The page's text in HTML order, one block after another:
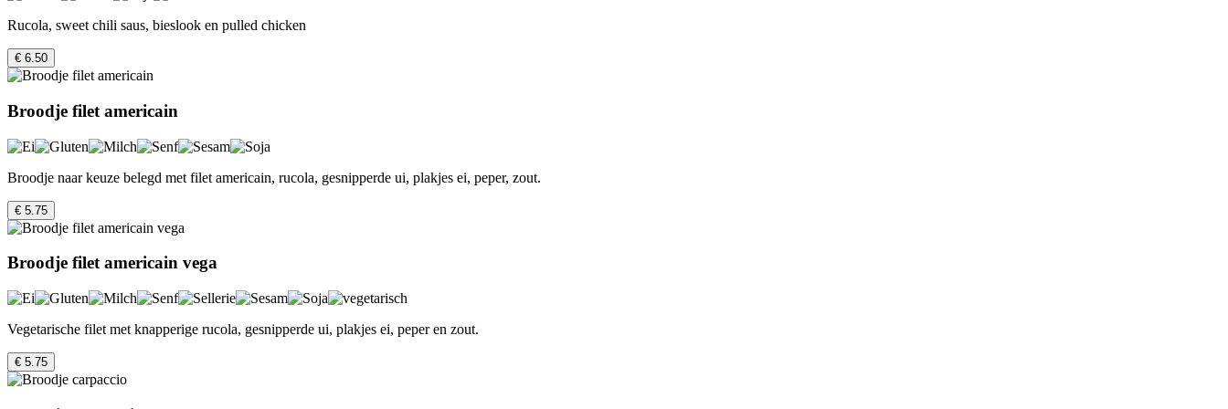
Rucola, sweet chili saus, bieslook en pulled chicken
€ 6.50
Broodje filet americain
Broodje naar keuze belegd met filet americain, rucola, gesnipperde ui, plakjes ei, peper, zout.
€ 5.75
Broodje filet americain vega
Vegetarische filet met knapperige rucola, gesnipperde ui, plakjes ei, peper en zout.
€ 5.75